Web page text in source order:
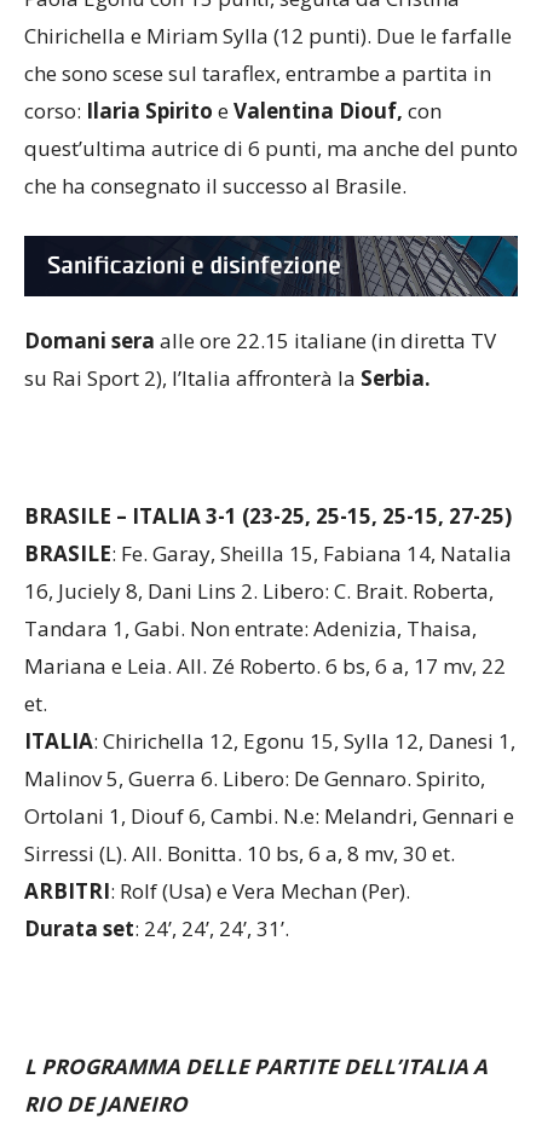
Chirichella e Miriam Sylla (12 punti). Due le farfalle
che sono scese sul taraflex, entrambe a partita in
corso:Ilaria SpiritoeValentina Diouf, con
quest’ultima autrice di 6 punti, ma anche del punto
che ha consegnato il successo al Brasile.
su Rai Sport 2), l’Italia affronterà laSerbia.
BRASILE : Fe. Garay, Sheilla 15, Fabiana 14, Natalia
16, Juciely 8, Dani Lins 2. Libero: C. Brait. Roberta,
Tandara 1, Gabi. Non entrate: Adenizia, Thaisa,
Mariana e Leia. All. Zé Roberto. 6 bs, 6 a, 17 mv, 22
et.
ITALIA
Malinov 5, Guerra 6. Libero: De Gennaro. Spirito,
Ortolani 1, Diouf 6, Cambi. N.e: Melandri, Gennari e
Sirressi (L). All. Bonitta. 10 bs, 6 a, 8 mv, 30 et.
ARBITRI: Rolf (Usa) e Vera Mechan (Per).
Durata set: 24’, 24’, 24’, 31’.
RIO DE JANEIRO
9 giugno: Brasile-Italia 3-1 (23-25, 25-15, 25-15,